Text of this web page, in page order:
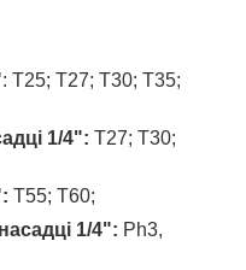
: T25; T27; T30; T35;
1/4": T27; T30;
T55; T60;
1/4": Ph3,